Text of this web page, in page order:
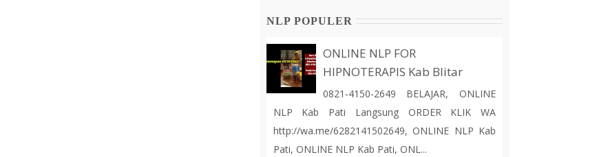
NLP POPULER
ONLINE NLP FOR
HIPNOTERAPIS Kab Blitar
0821-4150-2649 BELAJAR, ONLINE
NLP Kab Pati Langsung ORDER KLIK WA
http://wa.me/6282141502649, ONLINE NLP Kab
Pati, ONLINE NLP Kab Pati, ONL...